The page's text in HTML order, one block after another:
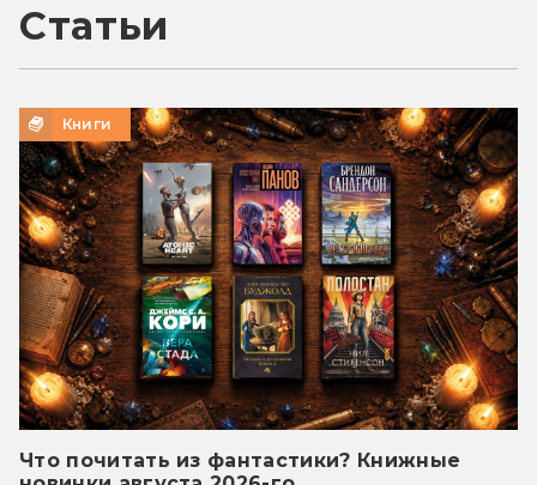
Статьи
Книги
Что почитать из фантастики? Книжные